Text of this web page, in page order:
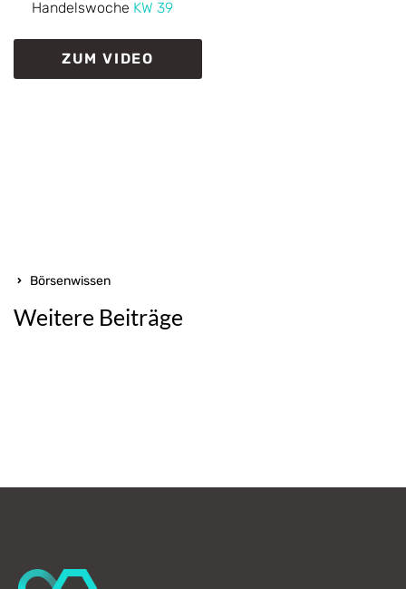
Handelswoche KW 39
ZUM VIDEO
Börsenwissen
Weitere Beiträge